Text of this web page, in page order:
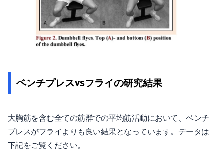
ベンチプレスvsフライの研究結果
大胸筋を含む全ての筋群での平均筋活動において、ベンチ
プレスがフライよりも良い結果となっています。データは
下記をご覧ください。